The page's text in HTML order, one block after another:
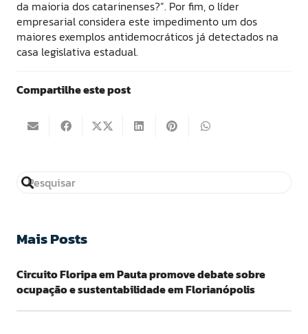
da maioria dos catarinenses?”. Por fim, o líder
empresarial considera este impedimento um dos
maiores exemplos antidemocráticos já detectados na
casa legislativa estadual.
Compartilhe este post
Mais Posts
Circuito Floripa em Pauta promove debate sobre
ocupação e sustentabilidade em Florianópolis